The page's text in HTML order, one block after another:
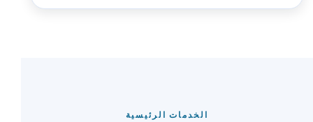
الخدمات الرئيسية